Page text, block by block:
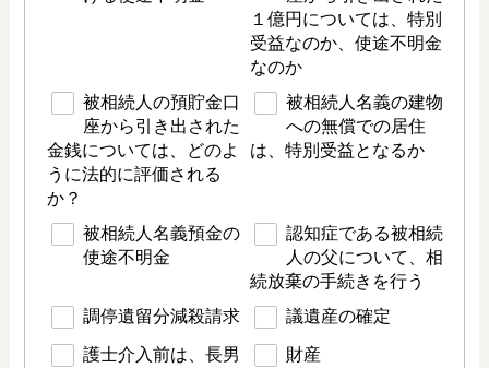
１億円については、特別
受益なのか、使途不明金
なのか
被相続人の預貯金口
座から引き出された
金銭については、どのよ
うに法的に評価される
か？
被相続人名義の建物
への無償での居住
は、特別受益となるか
被相続人名義預金の
使途不明金
認知症である被相続
人の父について、相
続放棄の手続きを行う
調停遺留分減殺請求
議遺産の確定
護士介入前は、長男
財産